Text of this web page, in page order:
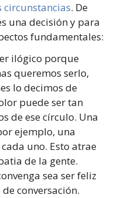
circunstancias. De
una decisión y para
fundamentales:
ilógico porque
queremos serlo,
lo decimos de
puede ser tan
de ese círculo. Una
ejemplo, una
uno. Esto atrae
de la gente.
sea ser feliz
conversación.